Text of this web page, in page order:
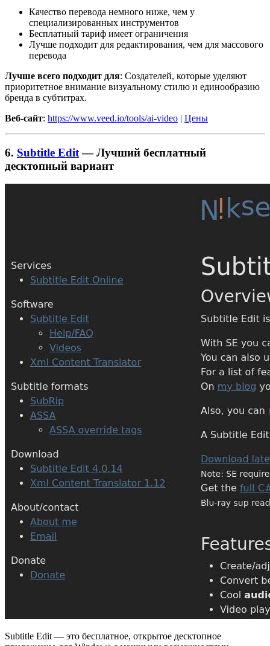
Качество перевода немного ниже, чем у
специализированных инструментов
Бесплатный тариф имеет ограничения
Лучше подходит для редактирования, чем для массового
перевода
Лучше всего подходит для: Создателей, которые уделяют
приоритетное внимание визуальному стилю и единообразию
бренда в субтитрах.
Веб-сайт: https://www.veed.io/tools/ai-video | Цены
6. Subtitle Edit— Лучший бесплатный
десктопный вариант
Subtitle Edit — это бесплатное, открытое десктопное